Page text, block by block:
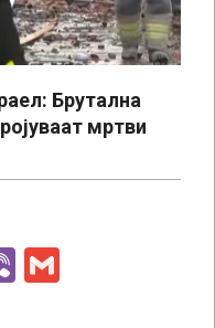
Брутална
мртви
Viber